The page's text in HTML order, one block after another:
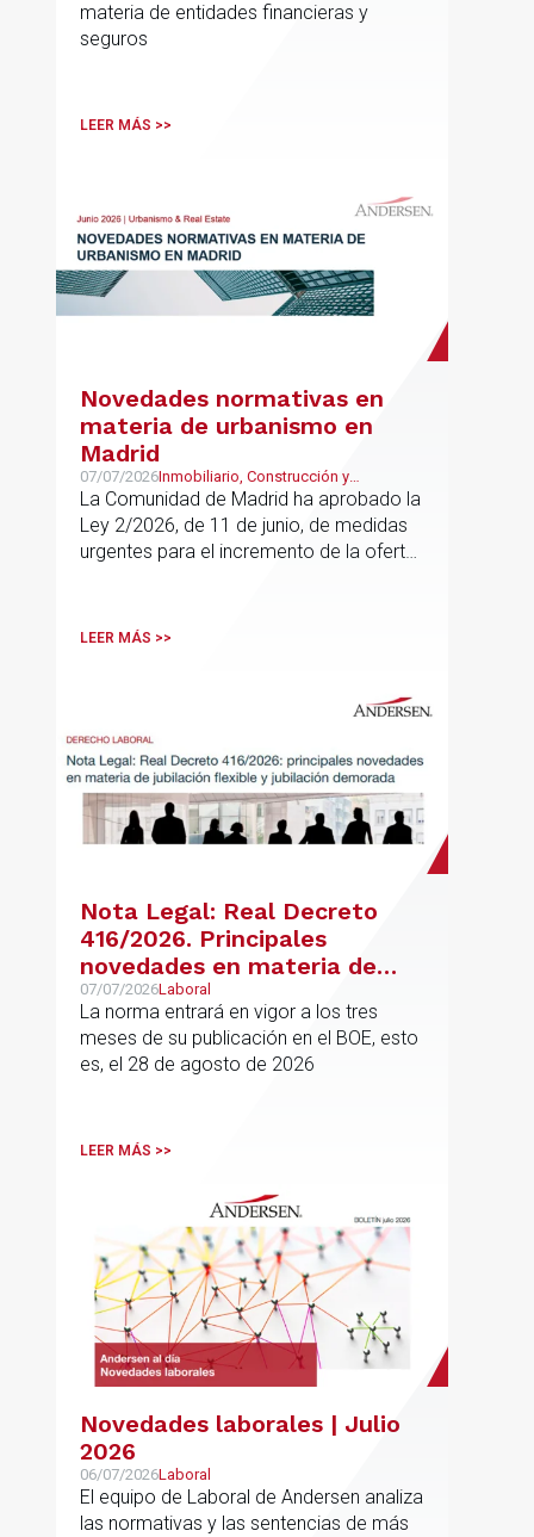
materia de entidades financieras y
seguros
LEER MÁS >>
Novedades normativas en
materia de urbanismo en
Madrid
07/07/2026Inmobiliario, Construcción y
Urbanismo
La Comunidad de Madrid ha aprobado la
Ley 2/2026, de 11 de junio, de medidas
urgentes para el incremento de la oferta
LEER MÁS >>
Nota Legal: Real Decreto
416/2026. Principales
novedades en materia de
jubilación flexible y jubilación
demorada
07/07/2026Laboral
La norma entrará en vigor a los tres
meses de su publicación en el BOE, esto
es, el 28 de agosto de 2026
LEER MÁS >>
Novedades laborales | Julio
2026
06/07/2026Laboral
El equipo de Laboral de Andersen analiza
las normativas y las sentencias de más